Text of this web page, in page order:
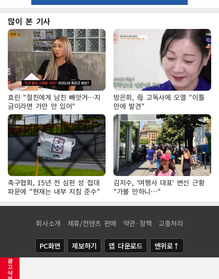
광
고
삭
많이 본 기사
효린 "절친에게 남친 빼앗겨…지
금이라면 가만 안 있어"
방은희, 母 고독사에 오열 "이틀
만에 발견"
축구협회, 15년 전 심판 성 접대
파문에 "현재는 내부 지침 준수"
김지수, '여행사 대표' 변신 근황
"가볼 만하니…"
회사소개 제휴/컨텐츠 판매 약관·정책 고충처리
PC화면 제보하기 앱 다운로드 맨위로↑